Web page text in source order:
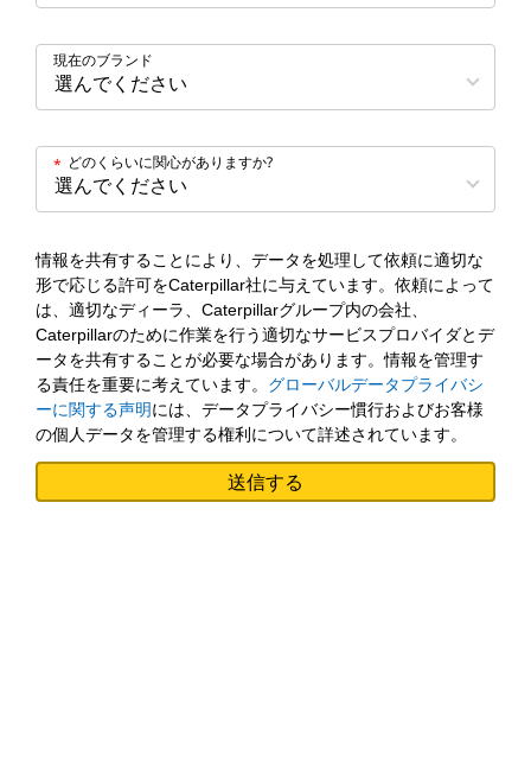
現在のブランド
どのくらいに関心がありますか?
*
情報を共有することにより、データを処理して依頼に適切な
形で応じる許可をCaterpillar社に与えています。依頼によって
は、適切なディーラ、Caterpillarグループ内の会社、
Caterpillarのために作業を行う適切なサービスプロバイダとデ
ータを共有することが必要な場合があります。情報を管理す
る責任を重要に考えています。 グローバルデータプライバシ
ーに関する声明には、データプライバシー慣行およびお客様
の個人データを管理する権利について詳述されています。